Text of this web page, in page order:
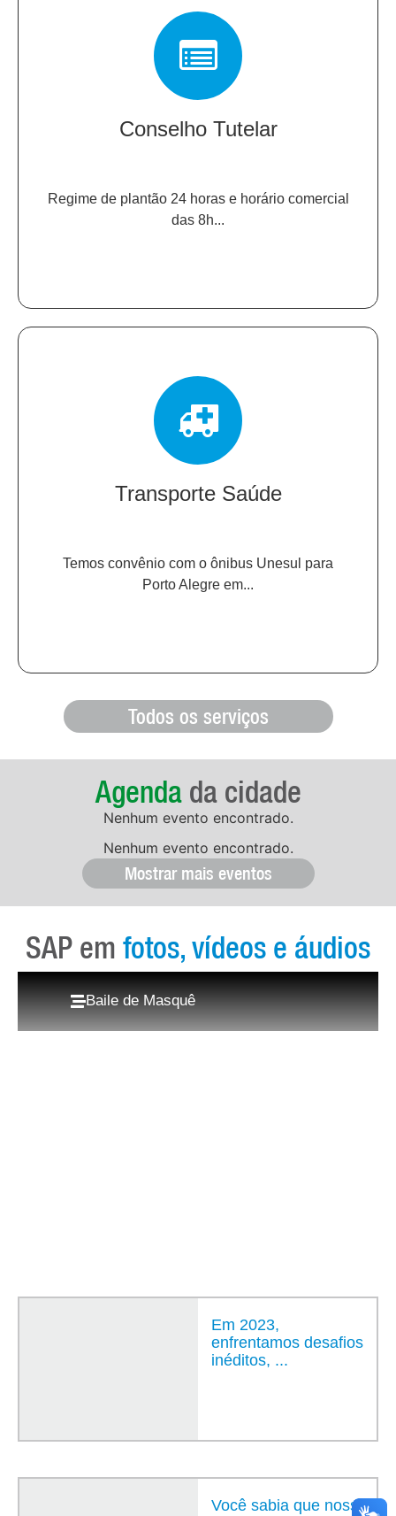
Conselho Tutelar
Regime de plantão 24 horas e horário comercial
das 8h...
Transporte Saúde
Temos convênio com o ônibus Unesul para
Porto Alegre em...
Todos os serviços
Agendada cidade
Nenhum evento encontrado.
Nenhum evento encontrado.
Mostrar mais eventos
SAP em fotos, vídeos e áudios
Baile de Masquê
Em 2023,
enfrentamos desafios
inéditos, ...
Você sabia que nossa